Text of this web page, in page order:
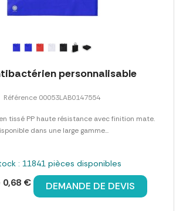
personnalisable
Référence 00053LAB0147554
tissé PP haute résistance avec finition mate.
dans une large gamme...
: 11841 pièces disponibles
0,68 € DEMANDE DE DEVIS